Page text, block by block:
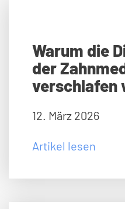
Warum die
der
verschlafen
12. März 2026
Artikel lesen